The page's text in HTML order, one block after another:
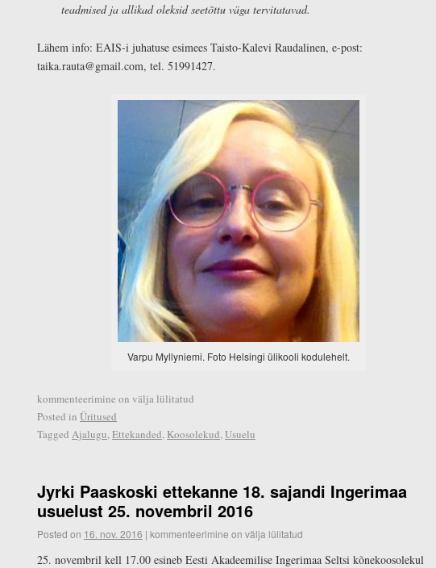
teadmised ja allikad oleksid seetõttu väga tervitatavad.
Lähem info: EAIS-i juhatuse esimees Taisto-Kalevi Raudalinen, e-post:
taika.rauta@gmail.com, tel. 51991427.
Varpu Myllyniemi. Foto Helsingi ülikooli kodulehelt.
kommenteerimine on välja lülitatud
Posted in Üritused
Tagged Ajalugu,Ettekanded, Koosolekud,Usuelu
Jyrki Paaskoski ettekanne 18. sajandi Ingerimaa
usuelust 25. novembril 2016
Posted on 16. nov. 2016 | kommenteerimine on välja lülitatud
25. novembril kell 17.00 esineb Eesti Akadeemilise Ingerimaa Seltsi kõnekoosolekul